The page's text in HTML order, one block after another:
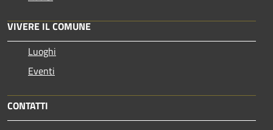
VIVERE IL COMUNE
Luoghi
Eventi
CONTATTI